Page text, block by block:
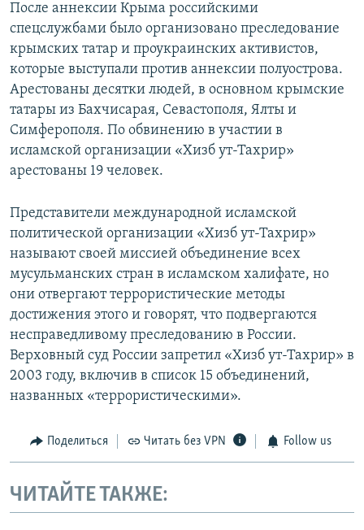
После аннексии Крыма российскими
спецслужбами было организовано преследование
крымских татар и проукраинских активистов,
которые выступали против аннексии полуострова.
Арестованы десятки людей, в основном крымские
татары из Бахчисарая, Севастополя, Ялты и
Симферополя. По обвинению в участии в
исламской организации «Хизб ут-Тахрир»
арестованы 19 человек.
Представители международной исламской
политической организации «Хизб ут-Тахрир»
называют своей миссией объединение всех
мусульманских стран в исламском халифате, но
они отвергают террористические методы
достижения этого и говорят, что подвергаются
несправедливому преследованию в России.
Верховный суд России запретил «Хизб ут-Тахрир» в
2003 году, включив в список 15 объединений,
названных «террористическими».
Поделиться Читать без VPN Follow us
ЧИТАЙТЕ ТАКЖЕ: